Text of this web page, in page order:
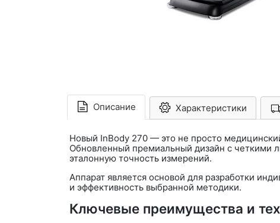
Описание Характеристики Арконт-Мед
Новый InBody 270 — это не просто
Обновленный премиальный дизайн с четкими
эталонную точность измерений.
Аппарат является основой для разработки
и эффективность выбранной методики.
Ключевые преимущества и